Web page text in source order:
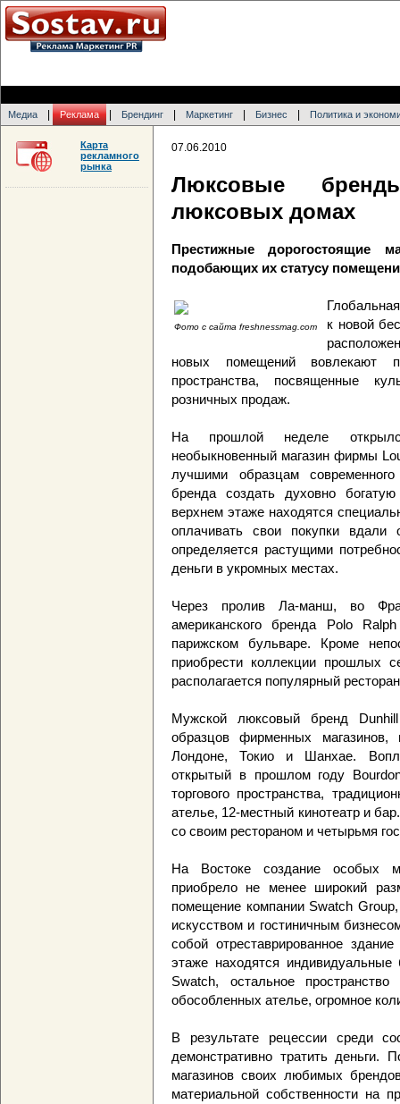
Медиа Реклама Брендинг Маркетинг Бизнес Политика и
07.06.2010
Люксовые
люксовых домах
Престижные дорогостоящие
подобающих их статусу
Фото с сайта freshnessmag.com
к новой
новых помещений вовлекают
пространства, посвященные
розничных продаж.
На прошлой неделе
необыкновенный магазин фирмы
лучшими образцам
бренда создать духовно
верхнем этаже находятся
оплачивать свои покупки вдали
определяется растущими
деньги в укромных местах.
Через пролив Ла-манш, во
американского бренда Polo
парижском бульваре. Кроме
приобрести коллекции прошлых
располагается популярный
Мужской люксовый бренд
образцов фирменных
Лондоне, Токио и Шанхае.
открытый в прошлом году
торгового пространства,
ателье, 12-местный кинотеатр и
со своим рестораном и четырьмя
На Востоке создание особых
приобрело не менее широкий
помещение компании Swatch
искусством и гостиничным
собой отреставрированное
этаже находятся
Swatch, остальное
обособленных ателье, огромное
В результате рецессии среди
демонстративно тратить деньги.
магазинов своих любимых
материальной собственности на
Карта
рекламного
рынка